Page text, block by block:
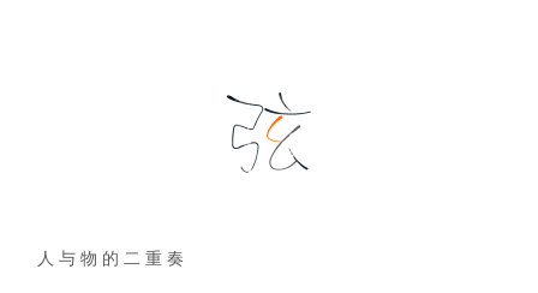
人 与 物 的 二 重 奏